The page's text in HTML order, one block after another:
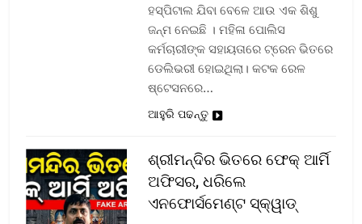
ହସ୍ପିଟାଲ ଯିବା ବେଳେ ଆଉ ଏକ ଶିଶୁ
ଜନ୍ମ ନେଇଛି । ମହିଳା ପୋଲିସ
କର୍ମଚାରୀଙ୍କ ସହାୟତାରେ ଟ୍ରେନ ଭିତରେ
ଡେଲିଭରୀ ହୋଇଥିଲା। କଟକ ରେଳ
ଷ୍ଟେସନରେ…
ଆହୁରି ପଢନ୍ତୁ
ଶ୍ରୀମନ୍ଦିର ଭିତରେ ଫେକ୍ ଆର୍ମି
ଅଫିସର, ଧରିଲେ
ଏନଫୋର୍ସମେଣ୍ଟ ସ୍କ୍ୱାଡ୍‌